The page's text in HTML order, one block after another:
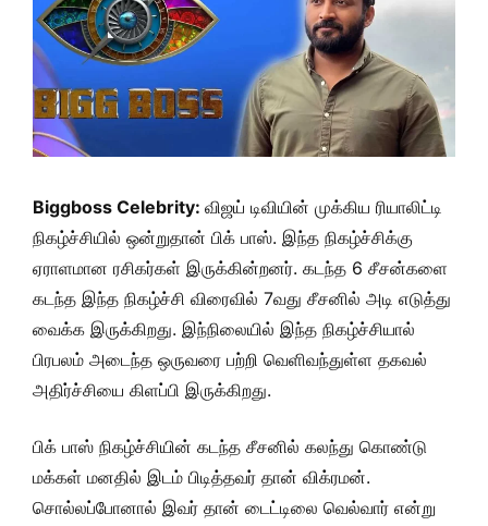
Biggboss Celebrity: விஜய் டிவியின் முக்கிய ரியாலிட்டி
நிகழ்ச்சியில் ஒன்றுதான் பிக் பாஸ். இந்த நிகழ்ச்சிக்கு
ஏராளமான ரசிகர்கள் இருக்கின்றனர். கடந்த 6 சீசன்களை
கடந்த இந்த நிகழ்ச்சி விரைவில் 7வது சீசனில் அடி எடுத்து
வைக்க இருக்கிறது. இந்நிலையில் இந்த நிகழ்ச்சியால்
பிரபலம் அடைந்த ஒருவரை பற்றி வெளிவந்துள்ள தகவல்
அதிர்ச்சியை கிளப்பி இருக்கிறது.
பிக் பாஸ் நிகழ்ச்சியின் கடந்த சீசனில் கலந்து கொண்டு
மக்கள் மனதில் இடம் பிடித்தவர் தான் விக்ரமன்.
சொல்லப்போனால் இவர் தான் டைட்டிலை வெல்வார் என்று